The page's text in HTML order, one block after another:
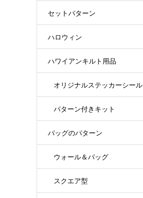
セットパターン
ハロウィン
ハワイアンキルト用品
オリジナルステッカーシール
パターン付きキット
バッグのパターン
ウォール＆バッグ
スクエア型